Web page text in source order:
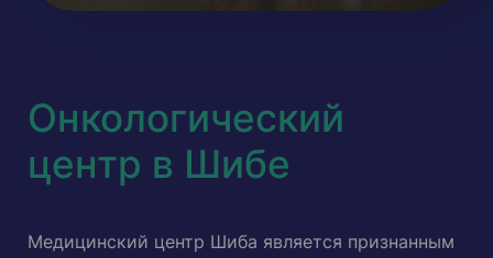
Онкологический
центр в Шибе
Медицинский центр Шиба является признанным